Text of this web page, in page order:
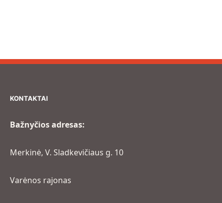
KONTAKTAI
Bažnyčios adresas:
Merkinė, V. Sladkevičiaus g. 10
Varėnos rajonas